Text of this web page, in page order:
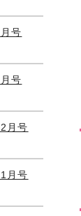
号
号
月号
月号